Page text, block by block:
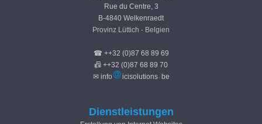
Rue du Centre, 3
B-4840 Welkenraedt
Provinz Lüttich - Belgien
☎ ++32 (0)87 68 89 69
📠 ++32 (0)87 68 89 70
✉ info
icisolutions be
Dienstleistungen